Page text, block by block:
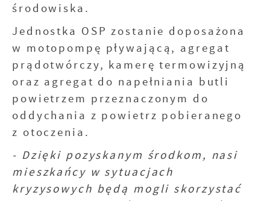
środowiska.
Jednostka OSP zostanie doposażona
w motopompę pływającą, agregat
prądotwórczy, kamerę termowizyjną
oraz agregat do napełniania butli
powietrzem przeznaczonym do
oddychania z powietrz pobieranego
z otoczenia.
- Dzięki pozyskanym środkom, nasi
mieszkańcy w sytuacjach
kryzysowych będą mogli skorzystać